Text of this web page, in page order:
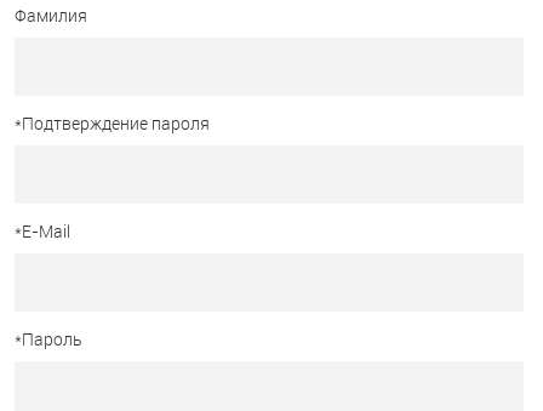
Фамилия
*Подтверждение пароля
*E-Mail
*Пароль